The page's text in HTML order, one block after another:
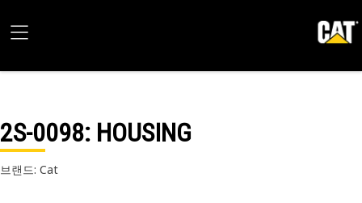
2S-0098: HOUSING
브랜드: Cat